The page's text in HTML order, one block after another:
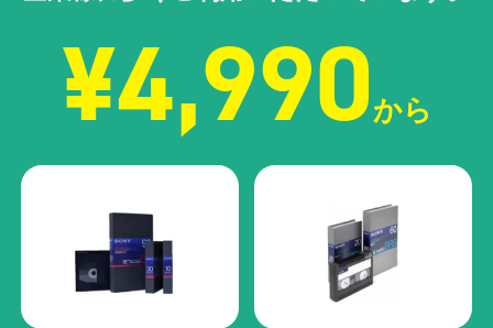
¥4,990から